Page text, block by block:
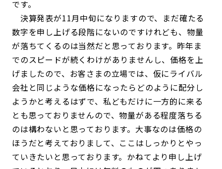
です。
決算発表が11月中旬になりますので、まだ確たる
数字を申し上げる段階にないのですけれども、物量
が落ちてくるのは当然だと思っております。昨年ま
でのスピードが続くわけがありませんし、価格を上
げましたので、お客さまの立場では、仮にライバル
会社と同じような価格になったらどのように配分し
ようかと考えるはずで、私どもだけに一方的に来る
とも思っておりませんので、物量がある程度落ちる
のは構わないと思っております。大事なのは価格の
ほうだと考えておりまして、ここはしっかりとやっ
ていきたいと思っております。かねてより申し上げ